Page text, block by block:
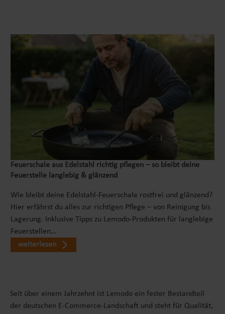
versetzen, sei es als Bauarbeiter oder Abenteurer.
HOCHWERTIGE QUALITÄT Das Rutschfahrzeug ist robust
und sicher konstruiert, um den Anforderungen kleiner
Entdecker gerecht zu werden. Es bietet eine stabile und
sichere Fahrt, während dein Kind die Kontrolle über das
Lenkrad hat und seine Bewegungsfreiheit genießt. Egal
ob drinnen oder draußen, der Kinderbagger zum
draufsitzen ist ein zuverlässiger Begleiter für
aufregende Erkundungen. Unser Rutscherfahrzeug ist
weit mehr als nur ein einfaches Spielzeugauto. Es ist ein
offizielles Lizenzprodukt des renommierten
Baumaschinenherstellers Caterpillar, was für höchste
echten Baumaschinen von Caterpillar wurde bei der
Herstellung unseres Kinderrutschers großer Wert auf
Langlebigkeit und Stabilität gelegt. Das Rutschauto
wurde aus robustem Kunststoff gefertigt, der den
Herausforderungen selbst der wildesten Abenteuer
gelegt, scharfe Kanten und Übergänge zu vermeiden,
um Verletzungen zu verhindern. FÖRDERUNG DES
Feuerschale aus Edelstahl richtig pflegen – so bleibt deine
Feuerstelle langlebig & glänzend
Wie bleibt deine Edelstahl-Feuerschale rostfrei und glänzend?
Hier erfährst du alles zur richtigen Pflege – von Reinigung bis
Lagerung. Inklusive Tipps zu Lemodo-Produkten für langlebige
Feuerstellen…
weiterlesen
Seit über einem Jahrzehnt ist Lemodo ein fester Bestandteil
der deutschen E-Commerce-Landschaft und steht für Qualität,